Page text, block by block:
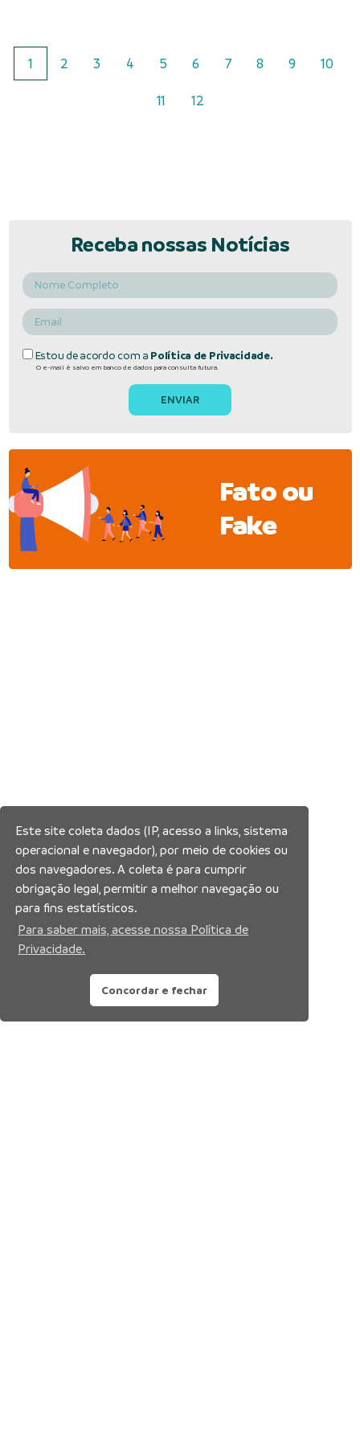
1 2 3 4 5 6 7 8 9 10
11 12
Receba nossas Notícias
Estou de acordo com a Política de Privacidade.
O e-mail é salvo em banco de dados para consulta futura.
Fato ou
Fake
Este site coleta dados (IP, acesso a links, sistema
operacional e navegador), por meio de cookies ou
dos navegadores. A coleta é para cumprir
obrigação legal, permitir a melhor navegação ou
para fins estatísticos.
Para saber mais, acesse nossa Política de
Privacidade.
Concordar e fechar